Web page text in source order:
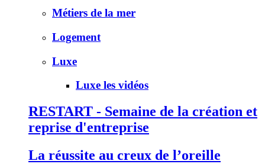
Métiers de la mer
Logement
Luxe
Luxe les vidéos
RESTART - Semaine de la création et
reprise d'entreprise
La réussite au creux de l’oreille